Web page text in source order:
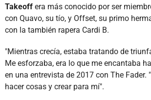
Takeoff era más conocido por ser
con Quavo, su tío, y Offset, su primo
con la también rapera Cardi B.
"Mientras crecía, estaba tratando de
Me esforzaba, era lo que me encantaba
en una entrevista de 2017 con The Fader.
hacer cosas y crear para mí".